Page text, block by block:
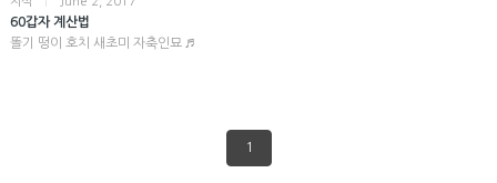
60갑자 계산법
똘기 떵이 호치 새초미 자축인묘 ♬
1